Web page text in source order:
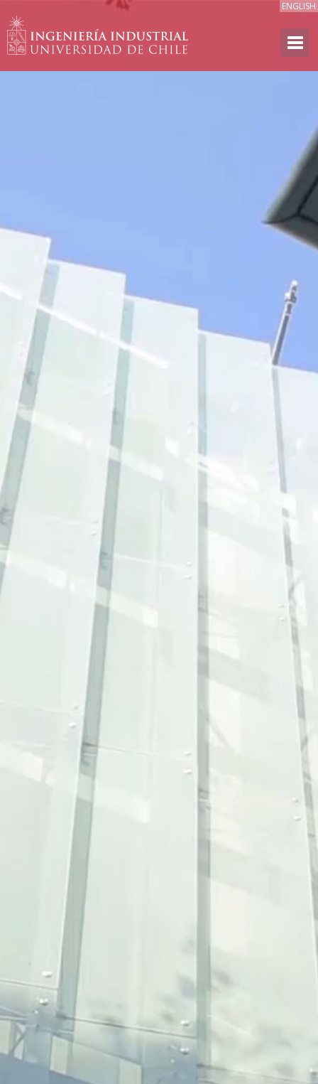
ENGLISH